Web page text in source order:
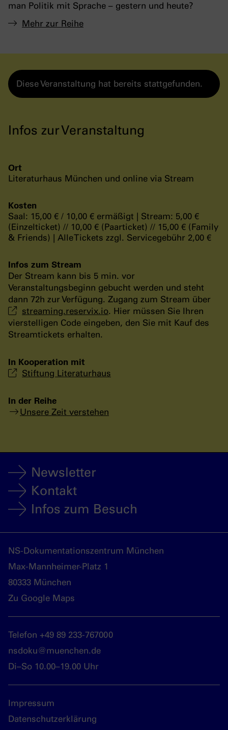
man Politik mit Sprache – gestern und heute?
Mehr zur Reihe
Diese Veranstaltung hat bereits stattgefunden.
Infos zur Veranstaltung
Ort
Literaturhaus München und online via Stream
Kosten
Saal: 15,00 € / 10,00 € ermäßigt | Stream: 5,00 €
(Einzelticket) // 10,00 € (Paarticket) // 15,00 € (Family
& Friends) | Alle Tickets zzgl. Servicegebühr 2,00 €
Infos zum Stream
Der Stream kann bis 5 min. vor
Veranstaltungsbeginn gebucht werden und steht
dann 72h zur Verfügung. Zugang zum Stream über
streaming.reservix.io. Hier müssen Sie Ihren
vierstelligen Code eingeben, den Sie mit Kauf des
Streamtickets erhalten.
In Kooperation mit
Stiftung Literaturhaus
In der Reihe
Unsere Zeit verstehen
Newsletter
Kontakt
Infos zum Besuch
NS-Dokumentationszentrum München
Max-Mannheimer-Platz 1
80333 München
Zu Google Maps
Telefon +49 89 233-767000
nsdoku@muenchen.de
Di–So 10.00–19.00 Uhr
Impressum
Datenschutzerklärung